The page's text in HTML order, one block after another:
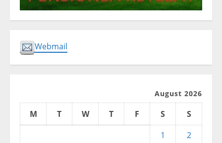
Webmail
August 2026
M T W T F S
S
1
2